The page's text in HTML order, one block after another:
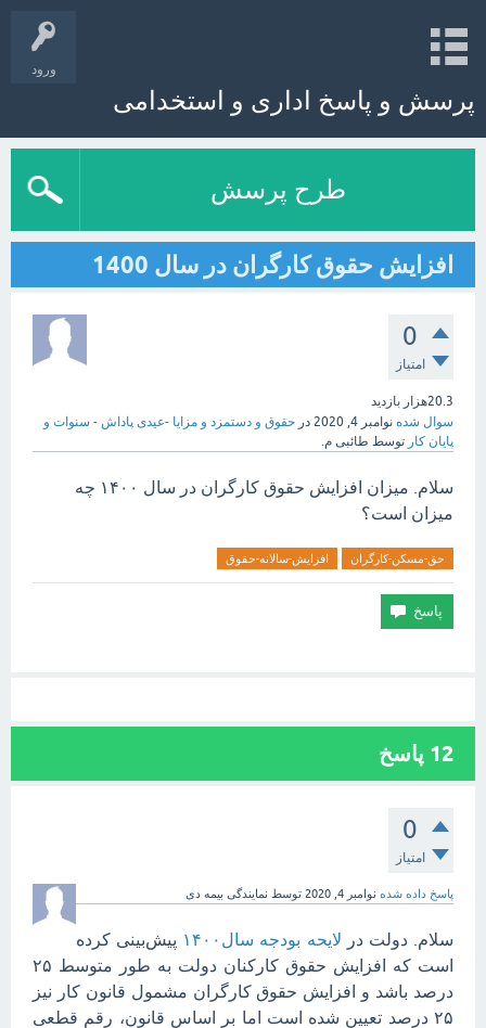
ورود
پرسش و پاسخ اداری و استخدامی
طرح پرسش
افزایش حقوق کارگران در سال 1400
0
امتیاز
20.3هزار
بازدید
سوال شده نوامبر 4, 2020 در حقوق و دستمزد و مزایا -عیدی پاداش - سنوات و
پایان کار توسط طائبی م.
سلام. میزان افزایش حقوق کارگران در سال ۱۴۰۰ چه
میزان است؟
حق-مسکن-کارگران افزایش-سالانه-حقوق
12 پاسخ
0
امتیاز
پاسخ داده شده نوامبر 4, 2020 توسط نمایندگی بیمه دی
سلام. دولت در لایحه بودجه سال۱۴۰۰
پیش‌بینی کرده
است که افزایش حقوق کارکنان دولت به طور متوسط ۲۵
درصد باشد و افزایش حقوق کارگران مشمول قانون کار نیز
۲۵ درصد تعیین شده است اما بر اساس قانون، رقم قطعی